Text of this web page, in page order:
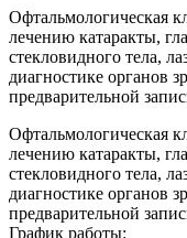
Офтальмологическая
лечению катаракты,
стекловидного тела,
диагностике органов
предварительной
Офтальмологическая
лечению катаракты,
стекловидного тела,
диагностике органов
предварительной
График работы: